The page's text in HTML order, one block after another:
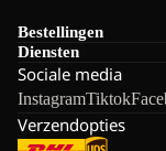
Bestellingen
Diensten
Sociale media
InstagramTiktok
Verzendopties